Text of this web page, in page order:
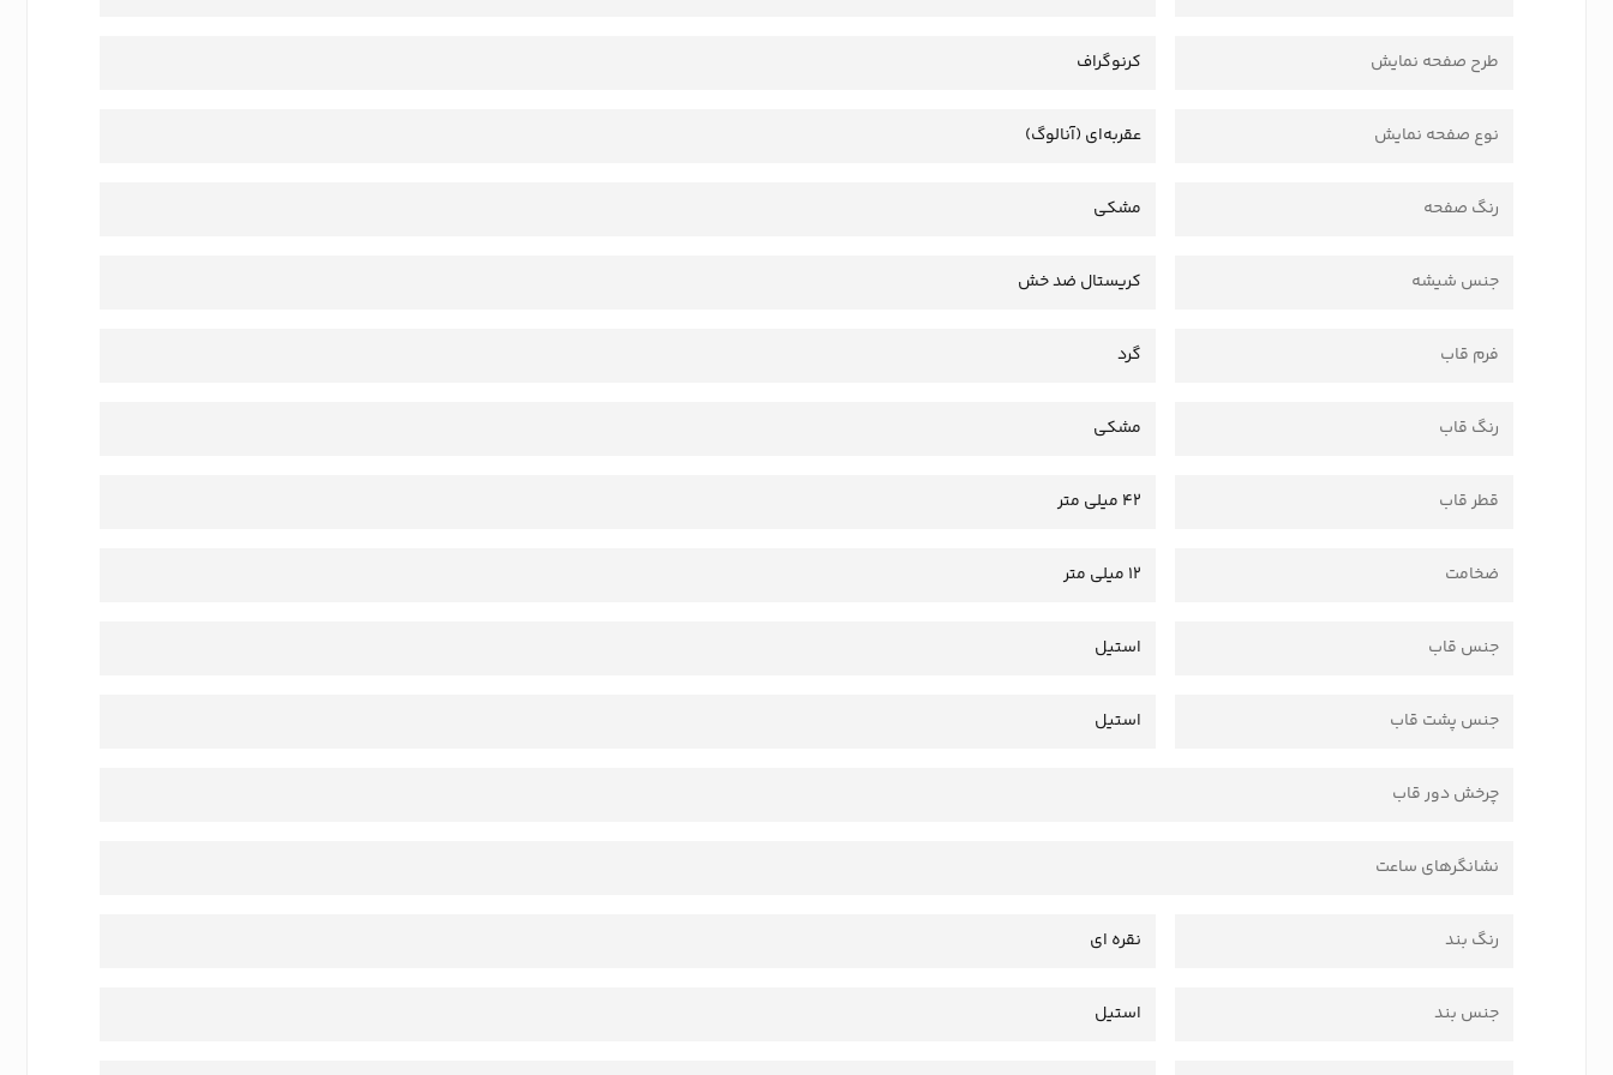
طرح صفحه نمایش کرنوگراف
نوع صفحه نمایش عقربه‌ای (آنالوگ)
رنگ صفحه مشکی
جنس شیشه کریستال ضد خش
فرم قاب گرد
رنگ قاب مشکی
قطر قاب 42 میلی متر
ضخامت 12 میلی متر
جنس قاب استیل
جنس پشت قاب استیل
چرخش دور قاب
نشانگرهای ساعت
رنگ بند نقره ای
جنس بند استیل